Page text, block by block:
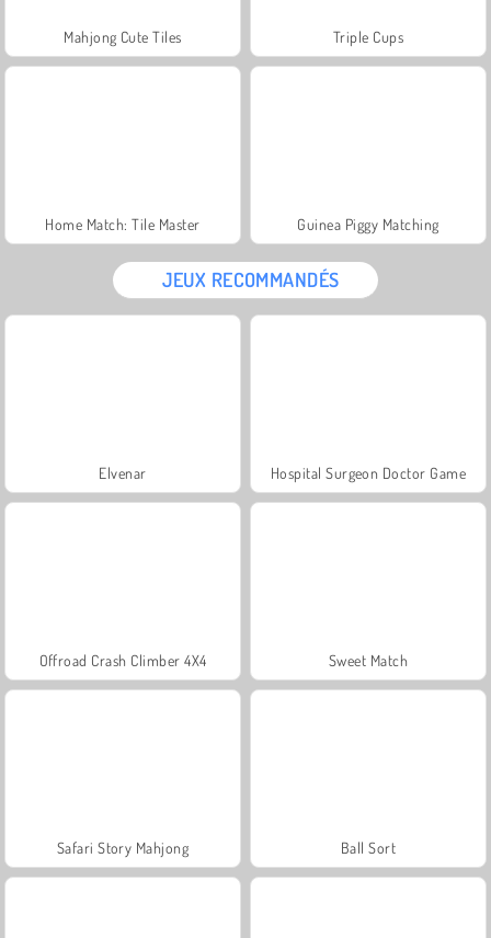
Mahjong Cute Tiles Triple Cups
Home Match: Tile Master Guinea Piggy Matching
JEUX RECOMMANDÉS
Elvenar Hospital Surgeon Doctor Game
Offroad Crash Climber 4X4 Sweet Match
Safari Story Mahjong Ball Sort